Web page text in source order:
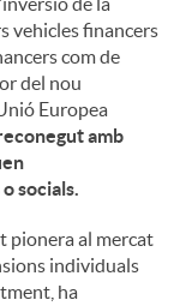
vehicles financers
com de
del nou
Europea
amb
socials.
pionera al mercat
individuals
ha